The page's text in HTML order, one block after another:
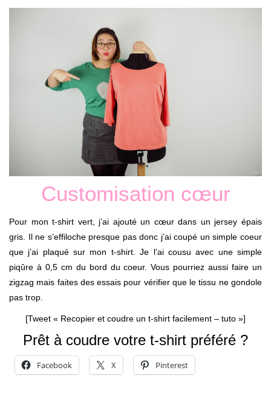
Customisation cœur
Pour mon t-shirt vert, j’ai ajouté un cœur dans un jersey épais
gris. Il ne s’effiloche presque pas donc j’ai coupé un simple coeur
que j’ai plaqué sur mon t-shirt. Je l’ai cousu avec une simple
piqûre à 0,5 cm du bord du coeur. Vous pourriez aussi faire un
zigzag mais faites des essais pour vérifier que le tissu ne gondole
pas trop.
[Tweet « Recopier et coudre un t-shirt facilement – tuto »]
Prêt à coudre votre t-shirt préféré ?
Facebook X Pinterest